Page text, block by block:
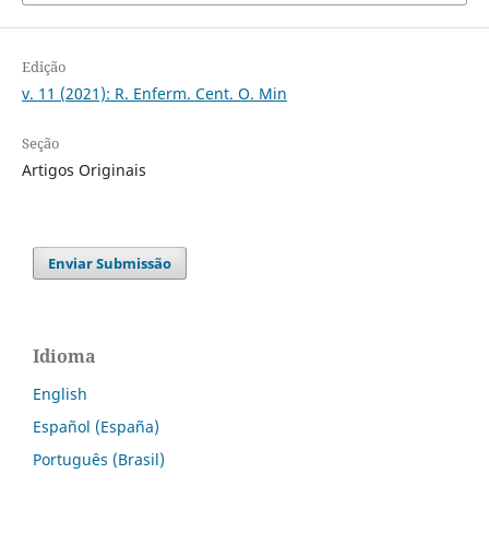
Edição
v. 11 (2021): R. Enferm. Cent. O. Min
Seção
Artigos Originais
Enviar Submissão
Idioma
English
Español (España)
Português (Brasil)